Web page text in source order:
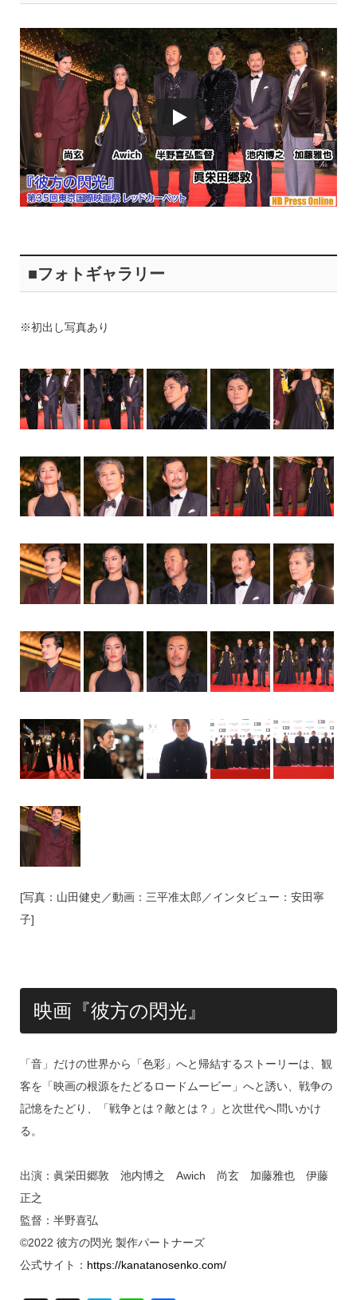
■フォトギャラリー
※初出し写真あり
[写真：山田健史／動画：三平准太郎／インタビュー：安田寧
子]
映画『彼方の閃光』
「音」だけの世界から「色彩」へと帰結するストーリーは、観
客を「映画の根源をたどるロードムービー」へと誘い、戦争の
記憶をたどり、「戦争とは？敵とは？」と次世代へ問いかけ
る。
出演：眞栄田郷敦 池内博之 Awich 尚玄 加藤雅也 伊藤
正之
監督：半野喜弘
©2022 彼方の閃光 製作パートナーズ
公式サイト： https://kanatanosenko.com/